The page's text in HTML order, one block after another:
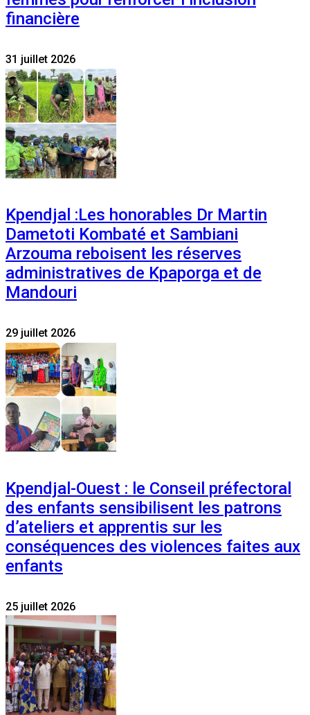
financière
31 juillet 2026
Kpendjal :Les honorables Dr Martin
Dametoti Kombaté et Sambiani
Arzouma reboisent les réserves
administratives de Kpaporga et de
Mandouri
29 juillet 2026
Kpendjal-Ouest : le Conseil préfectoral
des enfants sensibilisent les patrons
d’ateliers et apprentis sur les
conséquences des violences faites aux
enfants
25 juillet 2026